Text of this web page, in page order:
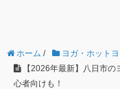
ホーム / ヨガ・ホット
【2026年最新】八日市
心者向けも！